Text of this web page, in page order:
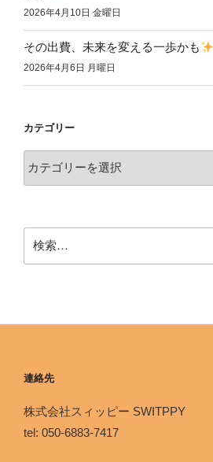
2026年4月10日 金曜日
その出費、未来を変える一歩かも
2026年4月6日 月曜日
カテゴリー
連絡先
株式会社スィッピー SWITPPY
tel: 050-6883-7417